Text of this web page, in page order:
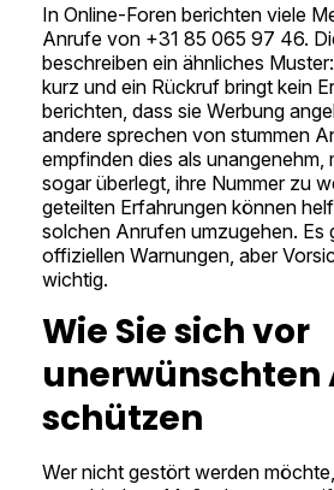
In Online-Foren berichten viele
Anrufe von +31 85 065 97 46.
beschreiben ein ähnliches
kurz und ein Rückruf bringt kein
berichten, dass sie Werbung
andere sprechen von stummen
empfinden dies als unangenehm,
sogar überlegt, ihre Nummer zu
geteilten Erfahrungen können
solchen Anrufen umzugehen. Es
offiziellen Warnungen, aber
wichtig.
Wie Sie sich vor
unerwünschten
schützen
Wer nicht gestört werden